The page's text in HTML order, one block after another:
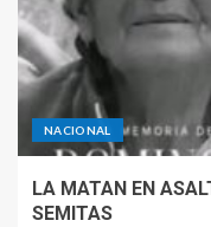
NACIONAL
LA MATAN EN
SEMITAS